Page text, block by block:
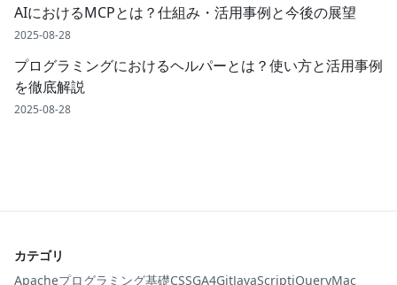
AIにおけるMCPとは？仕組み・活用事例と今後の展望
2025-08-28
プログラミングにおけるヘルパーとは？使い方と活用事例
を徹底解説
2025-08-28
カテゴリ
Apacheプログラミング基礎CSSGA4GitJavaScriptjQueryMac